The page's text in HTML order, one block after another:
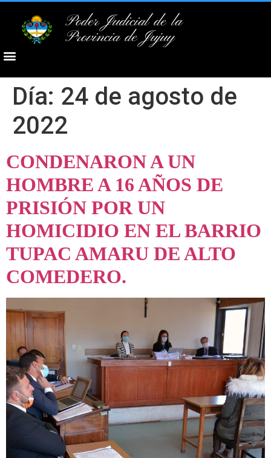
Poder Judicial de la
Provincia de Jujuy
Día: 24 de agosto de
2022
CONDENARON A UN
HOMBRE A 16 AÑOS DE
PRISIÓN POR UN
HOMICIDIO EN EL BARRIO
TUPAC AMARU DE ALTO
COMEDERO.